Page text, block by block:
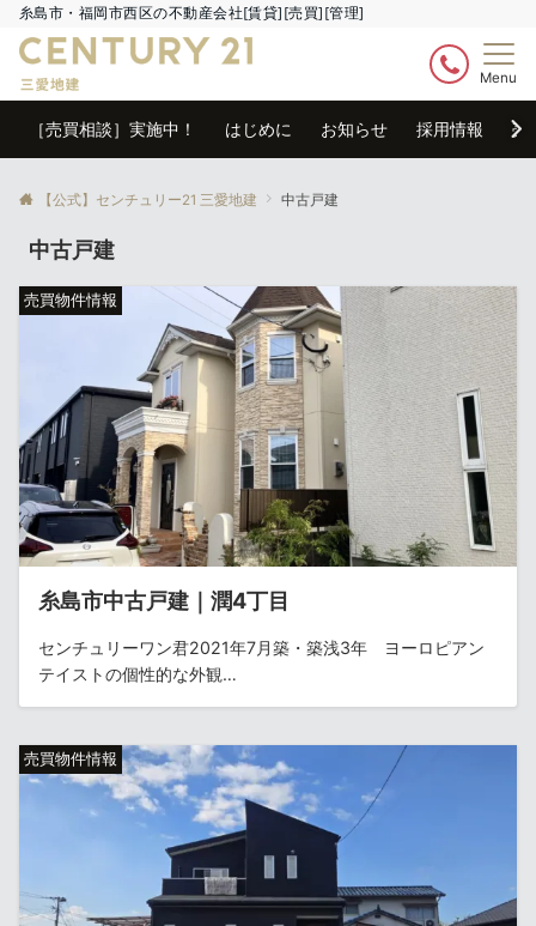
糸島市・福岡市西区の不動産会社[賃貸][売買][管理]
Menu
［売買相談］実施中！ はじめに お知らせ 採用情報 売
【公式】センチュリー21 三愛地建 中古戸建
中古戸建
売買物件情報
糸島市中古戸建｜潤4丁目
センチュリーワン君2021年7月築・築浅3年 ヨーロピアン
テイストの個性的な外観…
売買物件情報